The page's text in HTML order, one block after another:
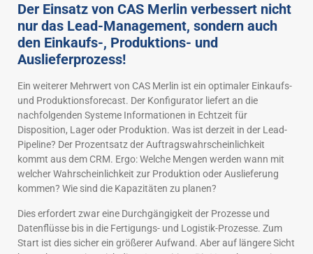
Der Einsatz von CAS Merlin verbessert nicht
nur das Lead-Management, sondern auch
den Einkaufs-, Produktions- und
Auslieferprozess!
Ein weiterer Mehrwert von CAS Merlin ist ein optimaler Einkaufs-
und Produktionsforecast. Der Konfigurator liefert an die
nachfolgenden Systeme Informationen in Echtzeit für
Disposition, Lager oder Produktion. Was ist derzeit in der Lead-
Pipeline? Der Prozentsatz der Auftragswahrscheinlichkeit
kommt aus dem CRM. Ergo: Welche Mengen werden wann mit
welcher Wahrscheinlichkeit zur Produktion oder Auslieferung
kommen? Wie sind die Kapazitäten zu planen?
Dies erfordert zwar eine Durchgängigkeit der Prozesse und
Datenflüsse bis in die Fertigungs- und Logistik-Prozesse. Zum
Start ist dies sicher ein größerer Aufwand. Aber auf längere Sicht